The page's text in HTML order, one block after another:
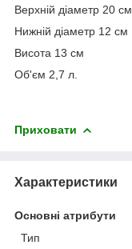
Верхній діаметр 20 см
Нижній діаметр 12 см
Висота 13 см
Об'єм 2,7 л.
Приховати
Характеристики
Основні атрибути
Тип